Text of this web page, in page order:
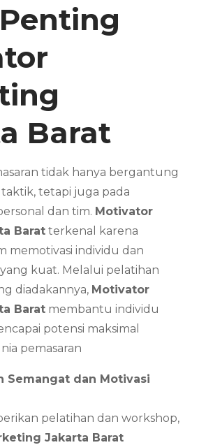
Barat
tidak hanya bergantung
tetapi juga pada
dan tim. Motivator
Barat terkenal karena
memotivasi individu dan
kuat. Melalui pelatihan
diadakannya, Motivator
Barat membantu individu
potensi maksimal
pemasaran
Semangat dan Motivasi
pelatihan dan workshop,
Jakarta Barat